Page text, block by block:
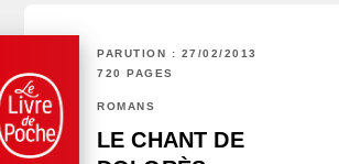
PARUTION : 27/02/2013
720 PAGES
ROMANS
LE CHANT DE